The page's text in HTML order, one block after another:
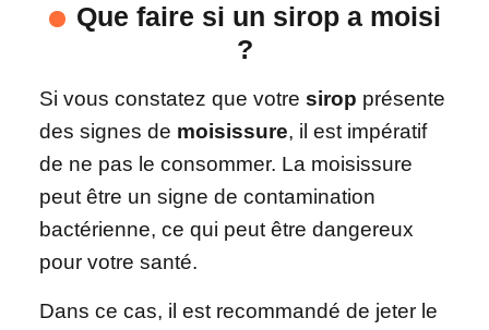
Que faire si un sirop a moisi
?
Si vous constatez que votre sirop présente
des signes de moisissure, il est impératif
de ne pas le consommer. La moisissure
peut être un signe de contamination
bactérienne, ce qui peut être dangereux
pour votre santé.
Dans ce cas, il est recommandé de jeter le